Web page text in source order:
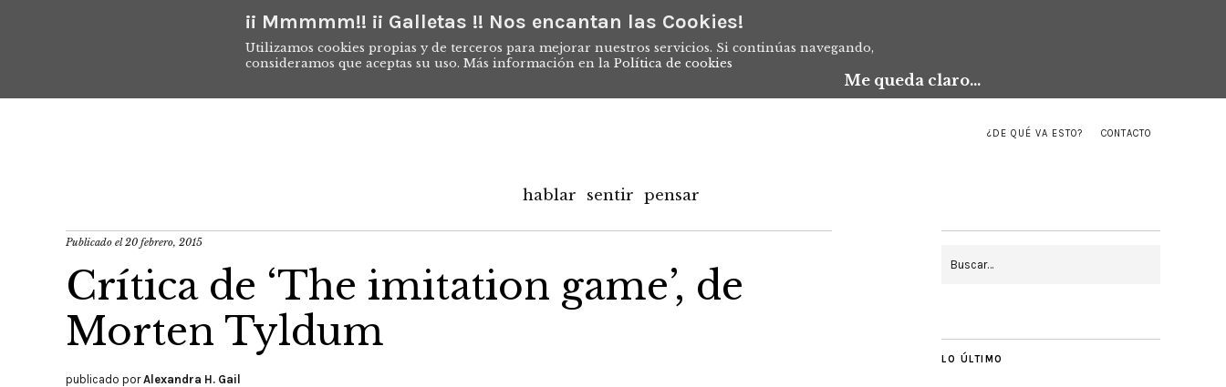
¡¡ Mmmmm!! ¡¡ Galletas !! Nos encantan las Cookies!
Utilizamos cookies propias y de terceros para mejorar nuestros servicios. Si continúas navegando,
consideramos que aceptas su uso. Más información en la Política de cookies
Me queda claro...
¿DE QUÉ VA ESTO? CONTACTO
hablar sentir pensar
Publicado el20 febrero, 2015
Crítica de ‘The imitation game’, de
Morten Tyldum
publicado porAlexandra H. Gail
LO ÚLTIMO